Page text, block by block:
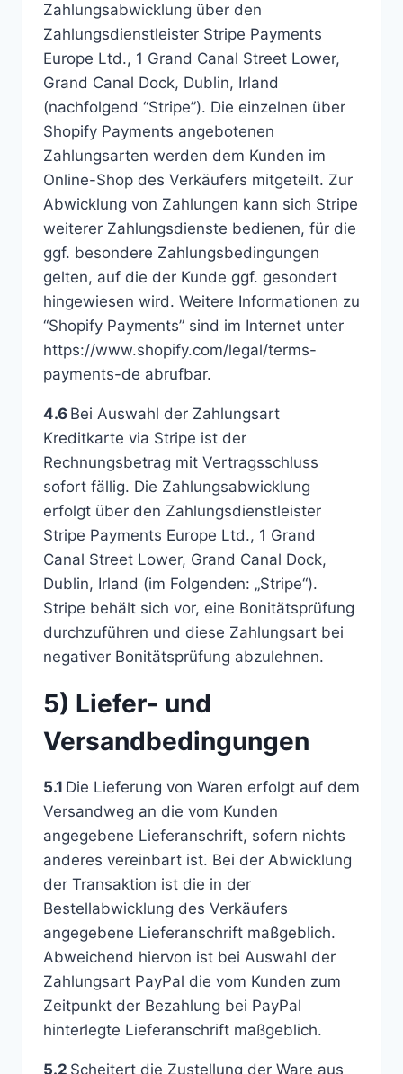
Zahlungsabwicklung über den
Zahlungsdienstleister Stripe Payments
Europe Ltd., 1 Grand Canal Street Lower,
Grand Canal Dock, Dublin, Irland
(nachfolgend “Stripe”). Die einzelnen über
Shopify Payments angebotenen
Zahlungsarten werden dem Kunden im
Online-Shop des Verkäufers mitgeteilt. Zur
Abwicklung von Zahlungen kann sich Stripe
weiterer Zahlungsdienste bedienen, für die
ggf. besondere Zahlungsbedingungen
gelten, auf die der Kunde ggf. gesondert
hingewiesen wird. Weitere Informationen zu
“Shopify Payments” sind im Internet unter
https://www.shopify.com/legal/terms-
payments-de abrufbar.
4.6 Bei Auswahl der Zahlungsart
Kreditkarte via Stripe ist der
Rechnungsbetrag mit Vertragsschluss
sofort fällig. Die Zahlungsabwicklung
erfolgt über den Zahlungsdienstleister
Stripe Payments Europe Ltd., 1 Grand
Canal Street Lower, Grand Canal Dock,
Dublin, Irland (im Folgenden: „Stripe“).
Stripe behält sich vor, eine Bonitätsprüfung
durchzuführen und diese Zahlungsart bei
negativer Bonitätsprüfung abzulehnen.
5) Liefer- und
Versandbedingungen
5.1 Die Lieferung von Waren erfolgt auf dem
Versandweg an die vom Kunden
angegebene Lieferanschrift, sofern nichts
anderes vereinbart ist. Bei der Abwicklung
der Transaktion ist die in der
Bestellabwicklung des Verkäufers
angegebene Lieferanschrift maßgeblich.
Abweichend hiervon ist bei Auswahl der
Zahlungsart PayPal die vom Kunden zum
Zeitpunkt der Bezahlung bei PayPal
hinterlegte Lieferanschrift maßgeblich.
5.2 Scheitert die Zustellung der Ware aus